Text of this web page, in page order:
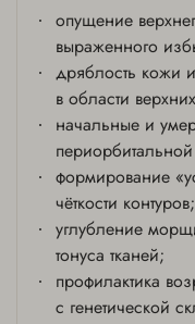
опущение
выраженного
дряблость кожи
в области
начальные и
формирование
чёткости контуров;
углубление
тонуса тканей;
профилактика
с генетической